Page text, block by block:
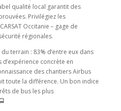
qualité local garantit des
Privilégiez les
Occitanie – gage de
régionales.
terrain : 83% d’entre eux dans
concrète en
des chantiers Airbus
toute la différence. Un bon indice
de bus les plus